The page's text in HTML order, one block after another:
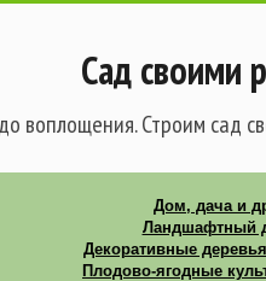
Сад своими
воплощения. Строим сад
Дом, дача и
Ландшафтный
Декоративные
Плодово-ягодные